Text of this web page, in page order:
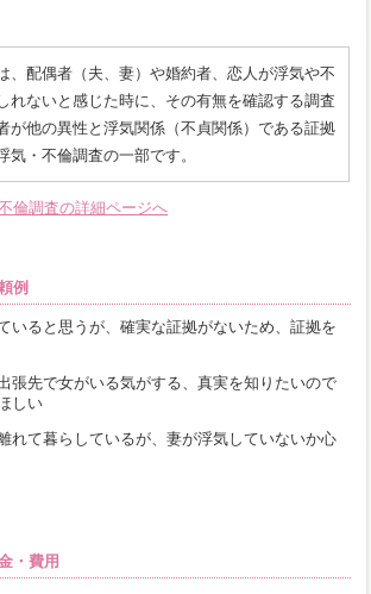
、配偶者（夫、妻）や婚約者、恋人が浮気や不
れないと感じた時に、その有無を確認する調査
が他の異性と浮気関係（不貞関係）である証拠
気・不倫調査の一部です。
倫調査の詳細ページへ
例
いると思うが、確実な証拠がないため、証拠を
張先で女がいる気がする、真実を知りたいので
しい
れて暮らしているが、妻が浮気していないか心
・費用